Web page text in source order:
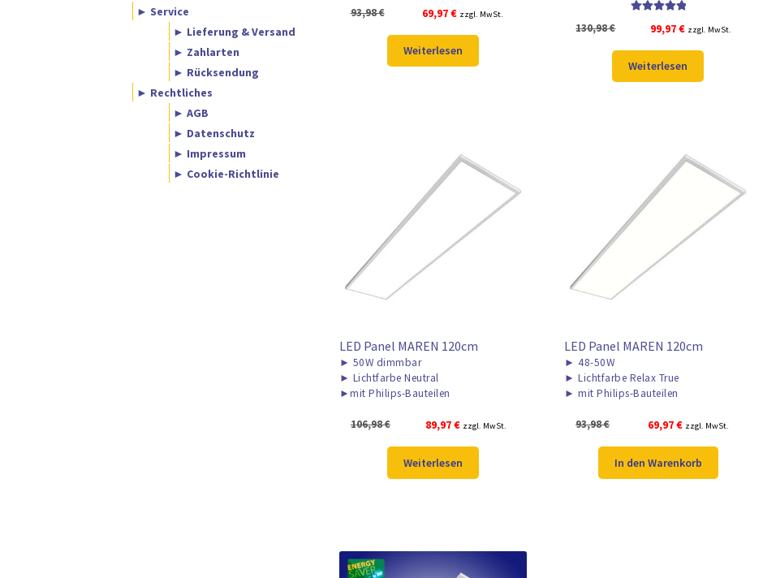
5.00von 5
93,98€
Ursprünglicher
war:
93,98 €
69,97€Aktueller
ist:
69,97 €.
zzgl. MwSt.
Weiterlesen
5.00von 5
130,98€
Ursprünglicher
war:
130,98 €
99,97€Aktueller
ist:
99,97 €.
zzgl. MwSt.
Weiterlesen
LED Panel MAREN 120cm
► 50W dimmbar
► Lichtfarbe Neutral
►mit Philips-Bauteilen
106,98€
Ursprünglicher
war:
106,98 €
89,97€Aktueller
ist:
89,97 €.
zzgl. MwSt.
Weiterlesen
LED Panel MAREN 120cm
► 48-50W
► Lichtfarbe Relax True
► mit Philips-Bauteilen
93,98€
Ursprünglicher
war:
93,98 €
69,97€Aktueller
ist:
69,97 €.
zzgl. MwSt.
In den Warenkorb
► Service
► Lieferung & Versand
► Zahlarten
► Rücksendung
► Rechtliches
► AGB
► Datenschutz
► Impressum
► Cookie-Richtlinie